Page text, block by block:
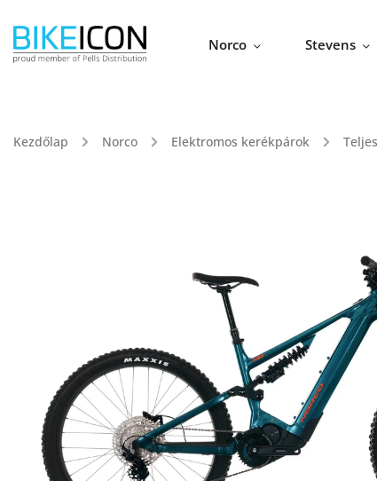
Norco Stevens
Kezdőlap / Norco / Elektromos kerékpárok /